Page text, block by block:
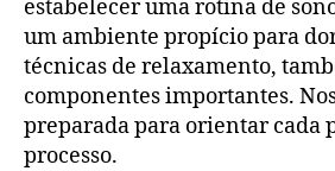
estabelecer uma rotina de
um ambiente propício para
técnicas de relaxamento,
componentes importantes.
preparada para orientar cada
processo.